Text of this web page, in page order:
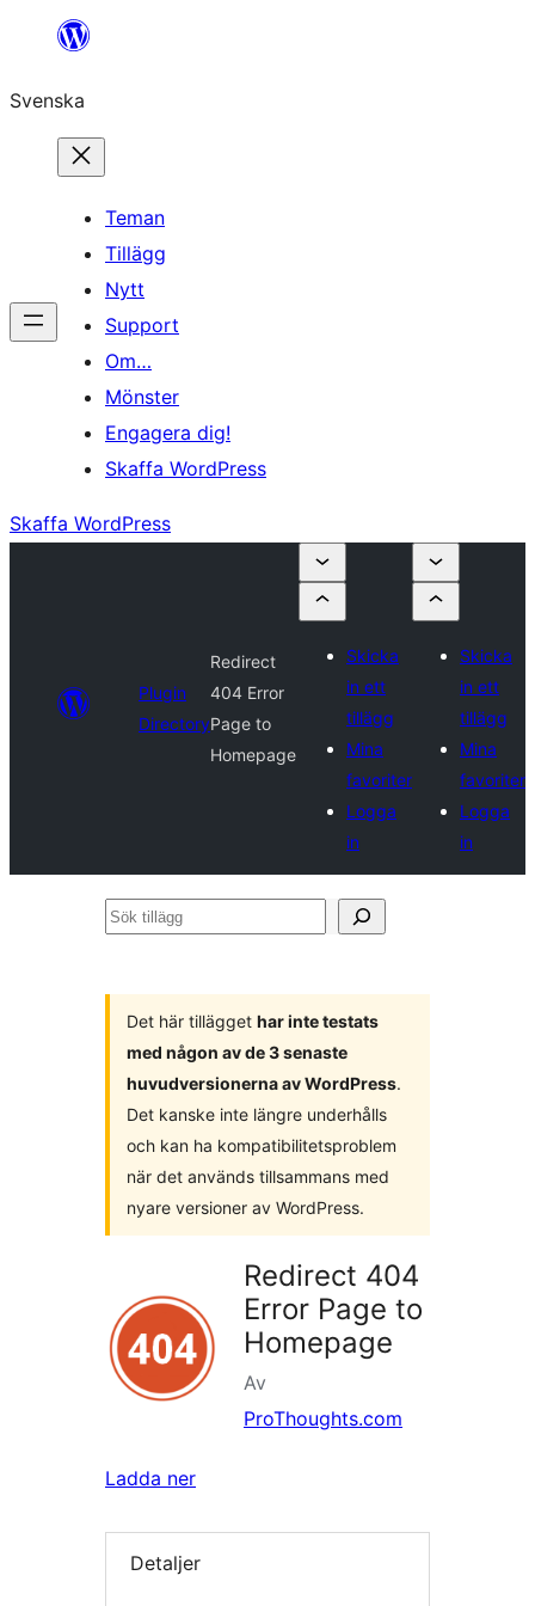
Hoppa
innehåll
Svenska
Teman
Tillägg
Nytt
Support
Om…
Mönster
Engagera dig!
Skaffa WordPress
Skaffa WordPress
Plugin
Directory
Redirect
404 Error
Page to
Homepage
Skicka
in ett
tillägg
Mina
favoriter
Logga
in
Skicka
in ett
tillägg
Mina
favoriter
Logga
in
Sök
Det här tillägget har inte testats
med någon av de 3 senaste
huvudversionerna av WordPress.
Det kanske inte längre underhålls
och kan ha kompatibilitetsproblem
när det används tillsammans med
nyare versioner av WordPress.
Redirect 404
Error Page to
Homepage
Av
ProThoughts.com
Ladda ner
Detaljer